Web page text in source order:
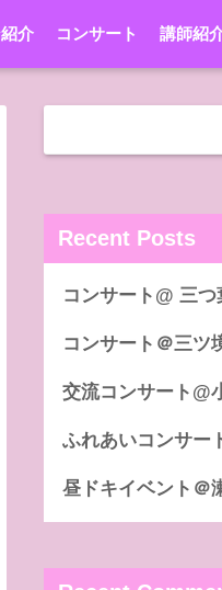
介 コンサート 講師紹
Recent Posts
コンサート@ 三つ
コンサート＠三ツ
交流コンサート@
ふれあいコンサー
昼ドキイベント＠